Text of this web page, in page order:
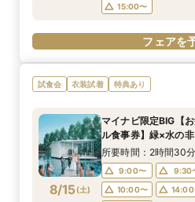
15:00〜
フェアを
試食会 衣装試着 特典あり
8/15(土)
マイナビ限定BIG【
ル食事券】緑×水の
所要時間：2時間30
9:00〜
9:30
10:00〜
14:00